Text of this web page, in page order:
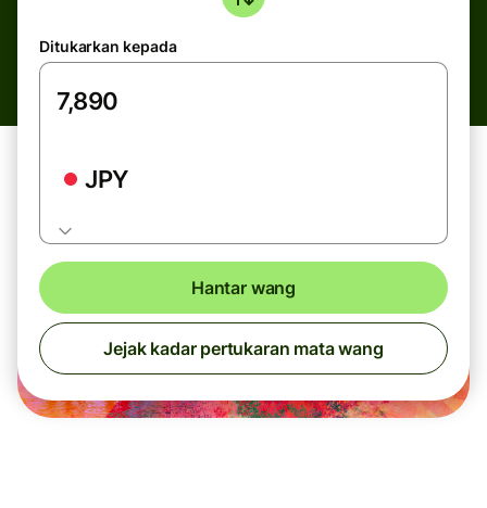
Ditukarkan kepada
JPY
Hantar wang
Jejak kadar pertukaran mata wang